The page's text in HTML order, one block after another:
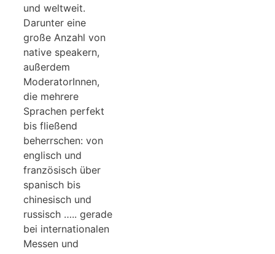
und weltweit.
Darunter eine
große Anzahl von
native speakern,
außerdem
ModeratorInnen,
die mehrere
Sprachen perfekt
bis fließend
beherrschen: von
englisch und
französisch über
spanisch bis
chinesisch und
russisch ….. gerade
bei internationalen
Messen und